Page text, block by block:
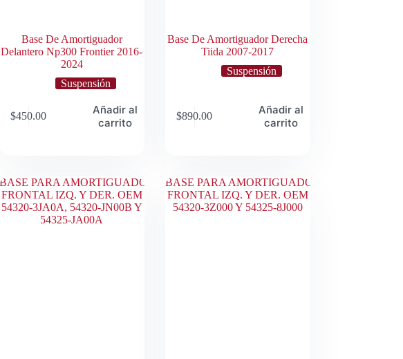
Base De Amortiguador
Delantero Np300 Frontier 2016-
2024
Suspensión
$450.00
Añadir al
carrito
Base De Amortiguador Derecha
Tiida 2007-2017
Suspensión
$890.00
Añadir al
carrito